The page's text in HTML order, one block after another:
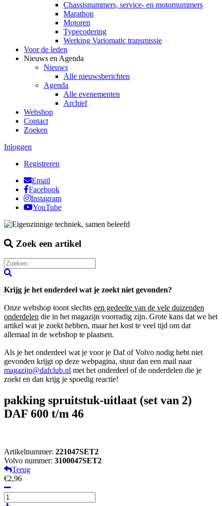
Chassisnummers, service- en motornummers
Marathon
Motoren
Typecodering
Werking Variomatic transmissie
Voor de leden
Nieuws en Agenda
Nieuws
Alle nieuwsberichten
Agenda
Alle evenementen
Archief
Webshop
Contact
Zoeken
Inloggen
Registreren
Email
Facebook
Instagram
YouTube
Zoek een artikel
Krijg je het onderdeel wat je zoekt niet gevonden?
Onze webshop toont slechts een gedeelte van de vele duizenden
onderdelen die in het magazijn voorradig zijn. Grote kans dat we het
artikel wat je zoekt hebben, maar het kost te veel tijd om dat
allemaal in de webshop te plaatsen.
Als je het onderdeel wat je voor je Daf of Volvo nodig hebt niet
gevonden krijgt op deze webpagina, stuur dan een mail naar
magazijn@dafclub.nl met het onderdeel of de onderdelen die je
zoekt en dan krijg je spoedig reactie!
pakking spruitstuk-uitlaat (set van 2)
DAF 600 t/m 46
Artikelnummer: 221047SET2
Volvo nummer: 3100047SET2
Terug
€2,96